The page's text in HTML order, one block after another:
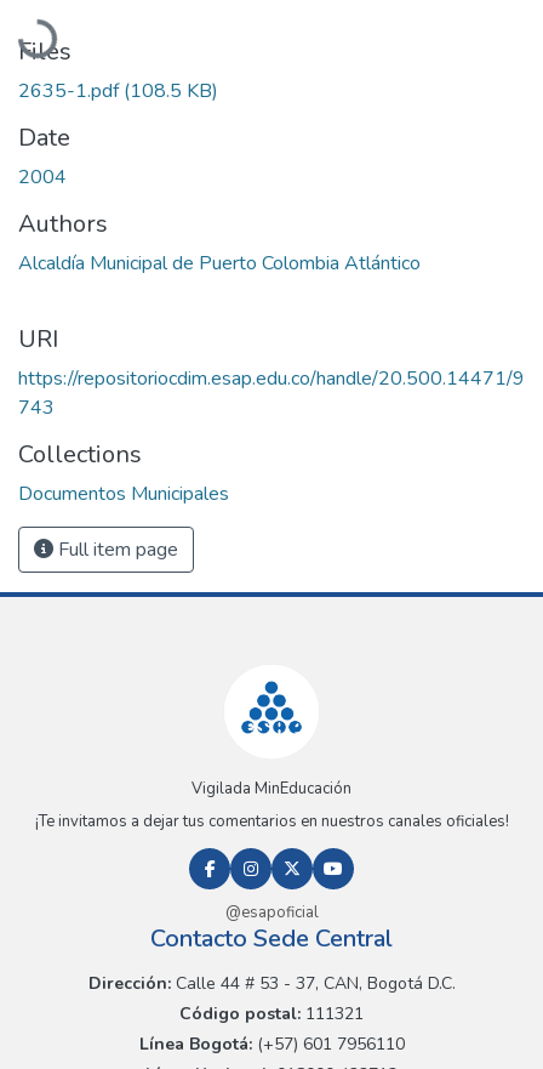
Files
2635-1.pdf(108.5 KB)
Date
2004
Authors
Alcaldía Municipal de Puerto Colombia Atlántico
URI
https://repositoriocdim.esap.edu.co/handle/20.500.14471/9
743
Collections
Documentos Municipales
Full item page
Vigilada MinEducación
¡Te invitamos a dejar tus comentarios en nuestros canales oficiales!
@esapoficial
Contacto Sede Central
Dirección:Calle 44 # 53 - 37, CAN, Bogotá D.C.
Código postal: 111321
Línea Bogotá:(+57) 601 7956110